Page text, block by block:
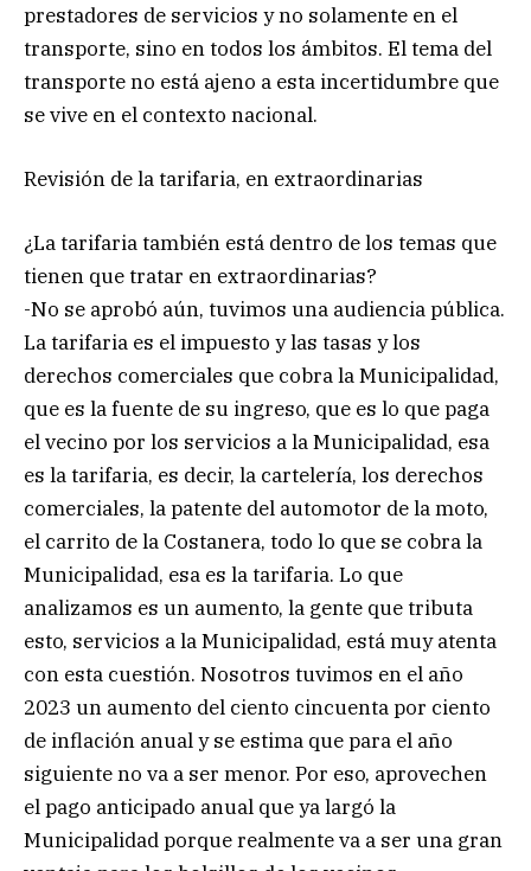
prestadores de servicios y no solamente en el
transporte, sino en todos los ámbitos. El tema del
transporte no está ajeno a esta incertidumbre que
se vive en el contexto nacional.
Revisión de la tarifaria, en extraordinarias
¿La tarifaria también está dentro de los temas que
tienen que tratar en extraordinarias?
-No se aprobó aún, tuvimos una audiencia pública.
La tarifaria es el impuesto y las tasas y los
derechos comerciales que cobra la Municipalidad,
que es la fuente de su ingreso, que es lo que paga
el vecino por los servicios a la Municipalidad, esa
es la tarifaria, es decir, la cartelería, los derechos
comerciales, la patente del automotor de la moto,
el carrito de la Costanera, todo lo que se cobra la
Municipalidad, esa es la tarifaria. Lo que
analizamos es un aumento, la gente que tributa
esto, servicios a la Municipalidad, está muy atenta
con esta cuestión. Nosotros tuvimos en el año
2023 un aumento del ciento cincuenta por ciento
de inflación anual y se estima que para el año
siguiente no va a ser menor. Por eso, aprovechen
el pago anticipado anual que ya largó la
Municipalidad porque realmente va a ser una gran